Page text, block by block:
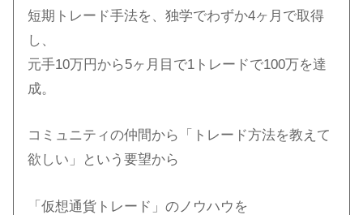
短期トレード手法を、独学でわずか4ヶ月で取得
し、
元手10万円から5ヶ月目で1トレードで100万を達
成。
コミュニティの仲間から「トレード方法を教えて
欲しい」という要望から
「仮想通貨トレード」のノウハウを